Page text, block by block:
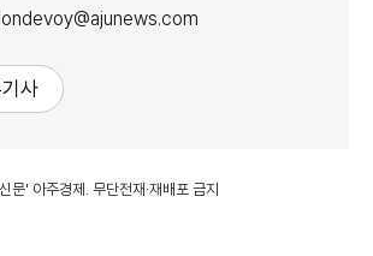
사
' 아주경제. 무단전재·재배포 금지